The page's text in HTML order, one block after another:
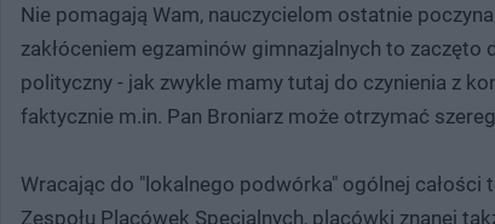
Nie pomagają Wam, nauczycielom ostatnie
zakłóceniem egzaminów gimnazjalnych to
polityczny - jak zwykle mamy tutaj do czynienia z
faktycznie m.in. Pan Broniarz może otrzymać
Wracając do "lokalnego podwórka" ogólnej
Zespołu Placówek Specjalnych, placówki znanej